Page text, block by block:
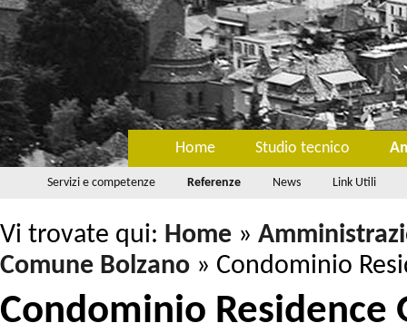
Home Studio tecnico
Servizi e competenze Referenze News Link Utili
Vi trovate qui: Home »
Comune Bolzano » Condominio
Condominio Residence